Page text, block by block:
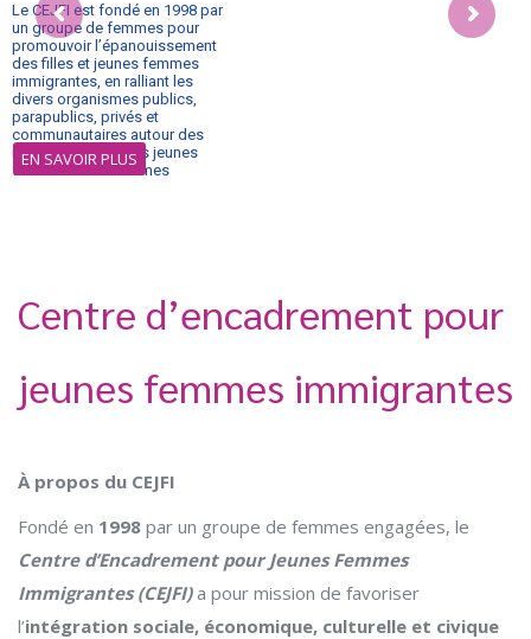
Le CEJFI est fondé en 1998 par
un groupe de femmes pour
promouvoir l’épanouissement
des filles et jeunes femmes
immigrantes, en ralliant les
divers organismes publics,
parapublics, privés et
communautaires autour des
réalités touchant les jeunes
femmes et les femmes
EN SAVOIR PLUS
Centre d’encadrement pour
jeunes femmes immigrantes
À propos du CEJFI
Fondé en 1998 par un groupe de femmes engagées, le
Centre d’Encadrement pour Jeunes Femmes
Immigrantes (CEJFI)a pour mission de favoriser
l’intégration sociale, économique, culturelle et civique